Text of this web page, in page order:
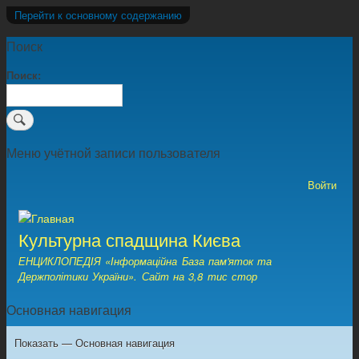
Перейти к основному содержанию
Поиск
Поиск
Меню учётной записи пользователя
Войти
Культурна спадщина Києва
ЕНЦИКЛОПЕДІЯ «Інформаційна База пам'яток та
Держполітики України». Сайт на 3,8 тис стор
Основная навигация
Показать — Основная навигация